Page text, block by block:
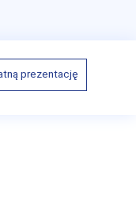
prezentację